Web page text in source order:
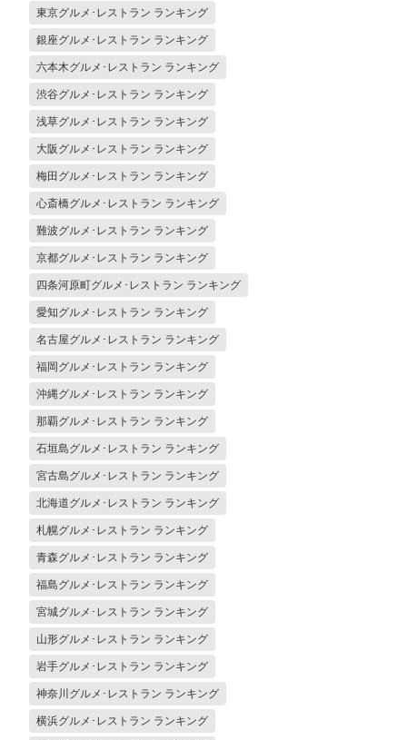
東京グルメ･レストラン ランキング
銀座グルメ･レストラン ランキング
六本木グルメ･レストラン ランキング
渋谷グルメ･レストラン ランキング
浅草グルメ･レストラン ランキング
大阪グルメ･レストラン ランキング
梅田グルメ･レストラン ランキング
心斎橋グルメ･レストラン ランキング
難波グルメ･レストラン ランキング
京都グルメ･レストラン ランキング
四条河原町グルメ･レストラン ランキング
愛知グルメ･レストラン ランキング
名古屋グルメ･レストラン ランキング
福岡グルメ･レストラン ランキング
沖縄グルメ･レストラン ランキング
那覇グルメ･レストラン ランキング
石垣島グルメ･レストラン ランキング
宮古島グルメ･レストラン ランキング
北海道グルメ･レストラン ランキング
札幌グルメ･レストラン ランキング
青森グルメ･レストラン ランキング
福島グルメ･レストラン ランキング
宮城グルメ･レストラン ランキング
山形グルメ･レストラン ランキング
岩手グルメ･レストラン ランキング
神奈川グルメ･レストラン ランキング
横浜グルメ･レストラン ランキング